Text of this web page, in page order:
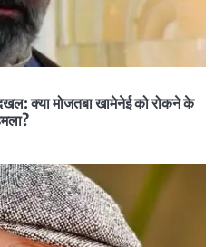
क्या मोजतबा खामेनेई को रोकने के